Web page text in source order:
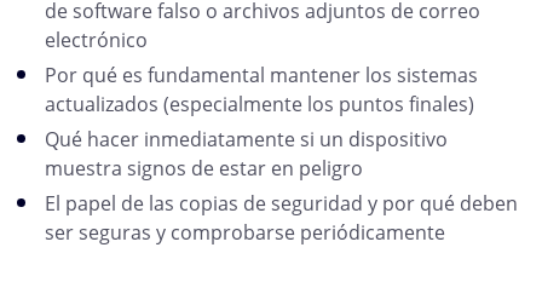
de software falso o archivos adjuntos de correo
electrónico
Por qué es fundamental mantener los sistemas
actualizados (especialmente los puntos finales)
Qué hacer inmediatamente si un dispositivo
muestra signos de estar en peligro
El papel de las copias de seguridad y por qué deben
ser seguras y comprobarse periódicamente